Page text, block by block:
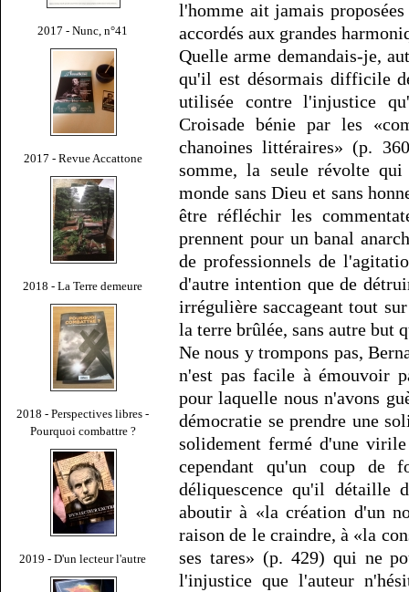
2017 - Nunc, n°41
2017 - Revue Accattone
2018 - La Terre demeure
2018 - Perspectives libres -
Pourquoi combattre ?
2019 - D'un lecteur l'autre
l'homme ait jamais
accordés aux grandes
Quelle arme demandais-je,
qu'il est désormais difficile
utilisée contre l'injustice
Croisade bénie par les
chanoines littéraires» (p.
somme, la seule révolte
monde sans Dieu et sans
être réfléchir les
prennent pour un banal
de professionnels de
d'autre intention que de
irrégulière saccageant tout
la terre brûlée, sans autre but
Ne nous y trompons pas,
n'est pas facile à émouvoir
pour laquelle nous n'avons
démocratie se prendre une
solidement fermé d'une
cependant qu'un coup de
déliquescence qu'il détaille
aboutir à «la création d'un
raison de le craindre, à «la
ses tares» (p. 429) qui ne
l'injustice que l'auteur